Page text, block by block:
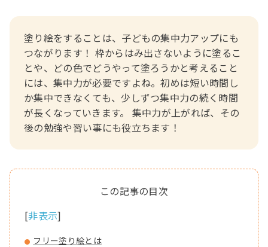
塗り絵をすることは、子どもの集中力アップにも
つながります！ 枠からはみ出さないように塗るこ
とや、どの色でどうやって塗ろうかと考えること
には、集中力が必要ですよね。初めは短い時間し
か集中できなくても、少しずつ集中力の続く時間
が長くなっていきます。 集中力が上がれば、その
後の勉強や習い事にも役立ちます！
[非表示]
フリー塗り絵とは